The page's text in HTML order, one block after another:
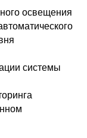
освещения
системы